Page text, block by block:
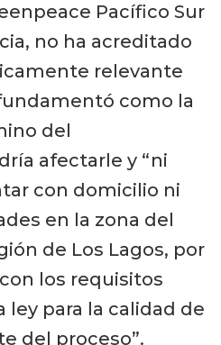
Pacífico Sur
no ha acreditado
relevante
como la
del
afectarle y “ni
con domicilio ni
en la zona del
de Los Lagos, por
los requisitos
ley para la calidad de
del proceso”.